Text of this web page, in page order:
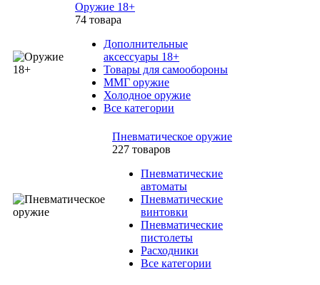
Оружие 18+
74 товара
Дополнительные
аксессуары 18+
Товары для самообороны
ММГ оружие
Холодное оружие
Все категории
Пневматическое оружие
227 товаров
Пневматические
автоматы
Пневматические
винтовки
Пневматические
пистолеты
Расходники
Все категории